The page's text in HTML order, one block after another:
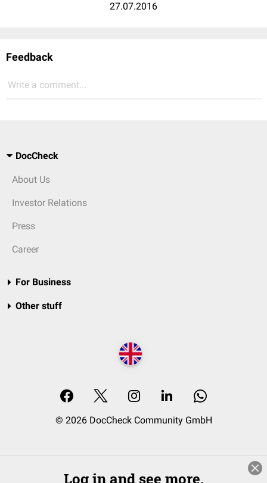
27.07.2016
Feedback
Write a comment...
DocCheck
About Us
Investor Relations
Press
Career
For Business
Other stuff
© 2026 DocCheck Community GmbH
Log in and see more.